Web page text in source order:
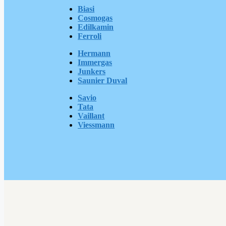
Biasi
Cosmogas
Edilkamin
Ferroli
Hermann
Immergas
Junkers
Saunier Duval
Savio
Tata
Vaillant
Viessmann